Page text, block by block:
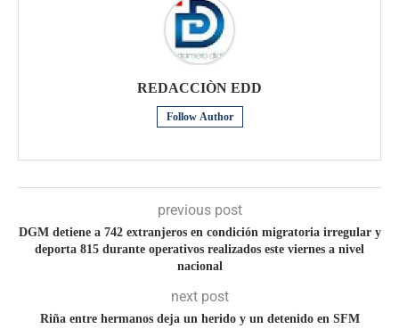
REDACCIÒN EDD
Follow Author
previous post
DGM detiene a 742 extranjeros en condición migratoria irregular y
deporta 815 durante operativos realizados este viernes a nivel
nacional
next post
Riña entre hermanos deja un herido y un detenido en SFM